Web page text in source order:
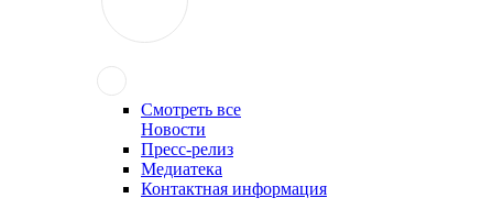
Смотреть все
Новости
Пресс-релиз
Медиатека
Контактная информация